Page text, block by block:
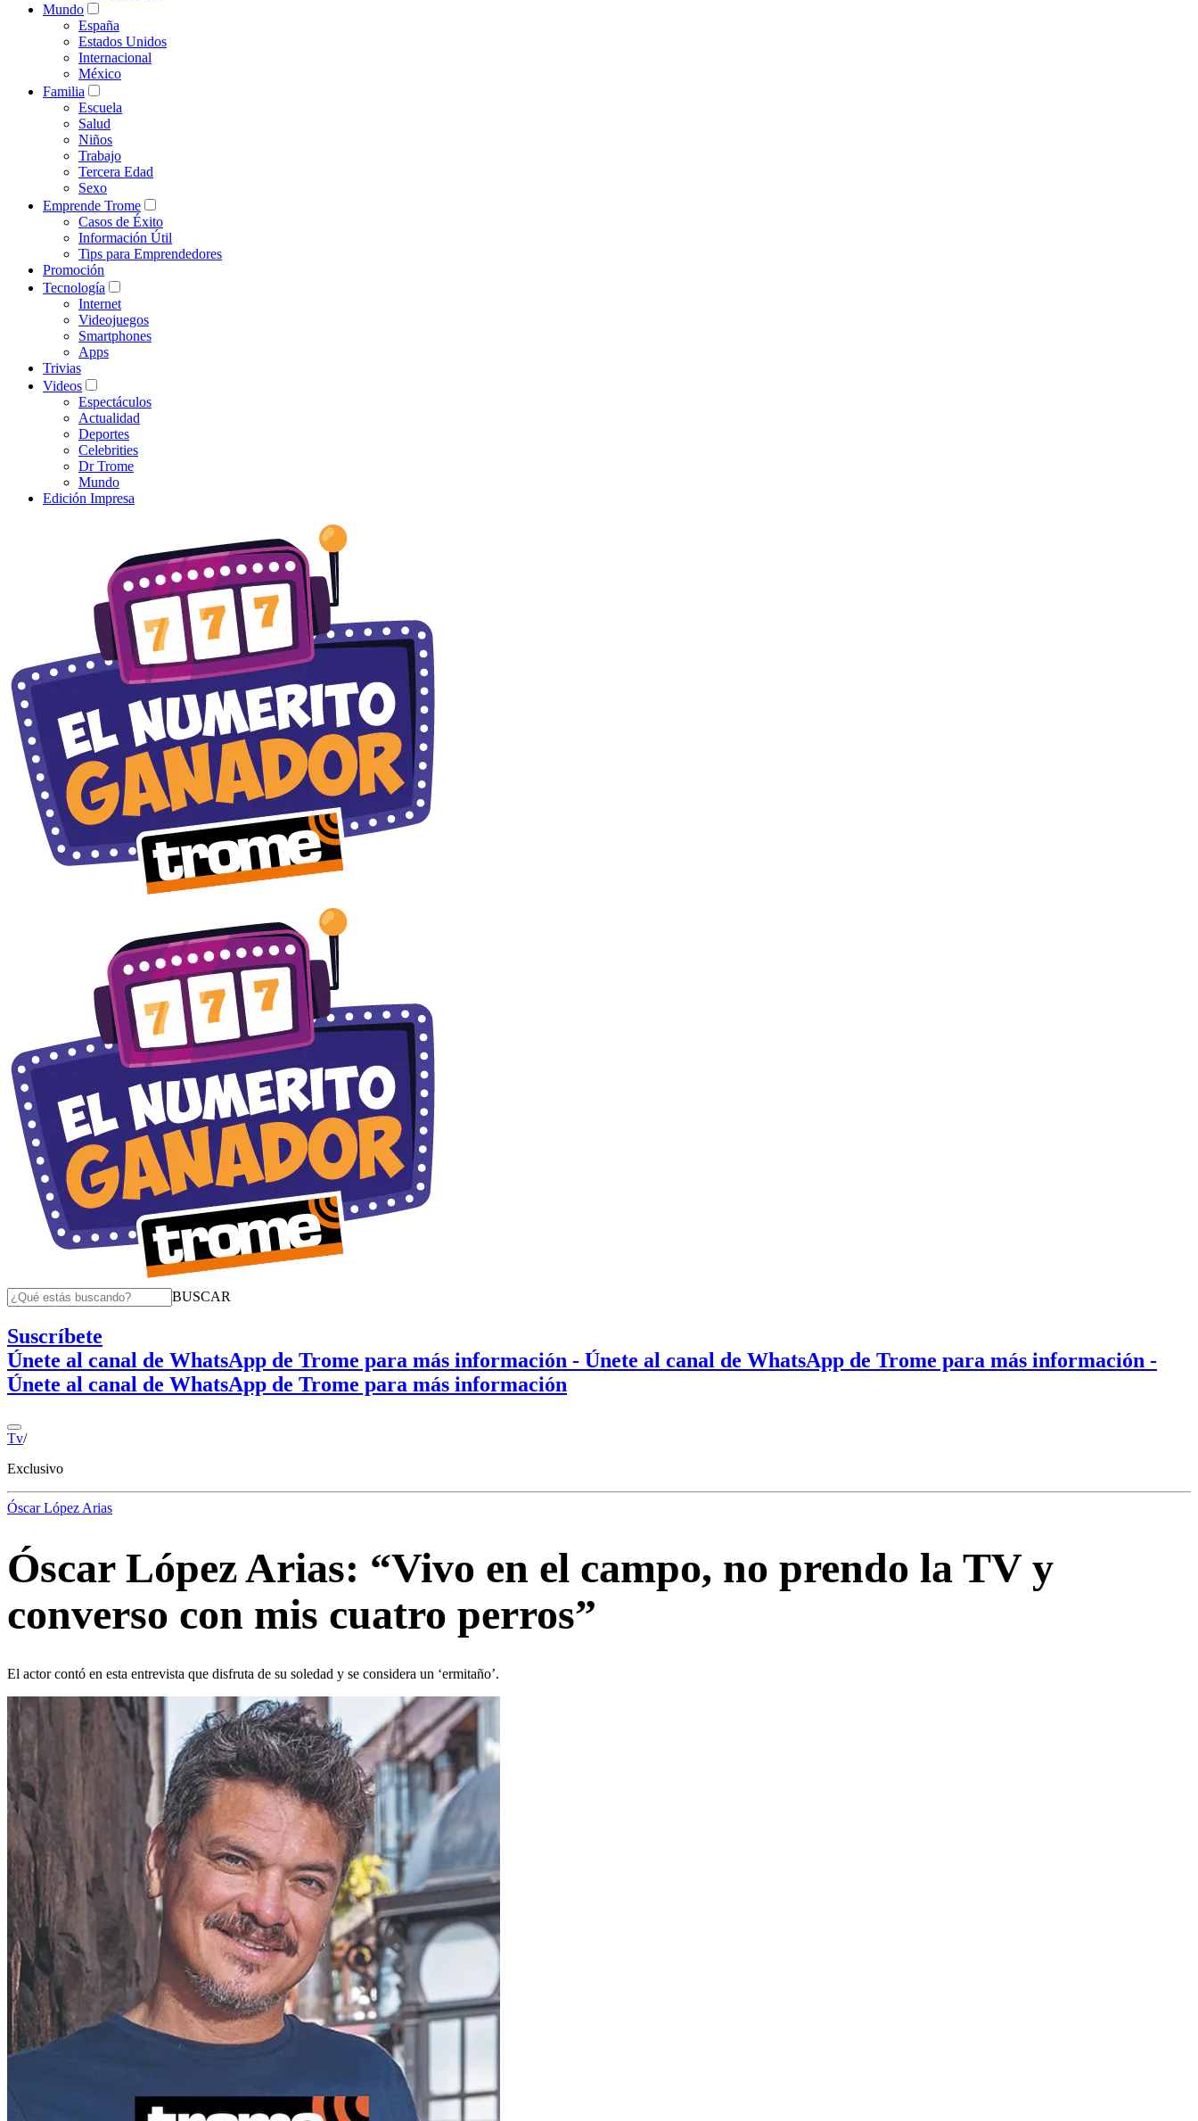
Mundo
España
Estados Unidos
Internacional
México
Familia
Escuela
Salud
Niños
Trabajo
Tercera Edad
Sexo
Emprende Trome
Casos de Éxito
Información Útil
Tips para Emprendedores
Promoción
Tecnología
Internet
Videojuegos
Smartphones
Apps
Trivias
Videos
Espectáculos
Actualidad
Deportes
Celebrities
Dr Trome
Mundo
Edición Impresa
BUSCAR
Suscríbete
Únete al canal de WhatsApp de Trome para más información - Únete al canal de WhatsApp de Trome para más información -
Únete al canal de WhatsApp de Trome para más información
Tv/
Exclusivo
Óscar López Arias
Óscar López Arias: “Vivo en el campo, no prendo la TV y
converso con mis cuatro perros”
El actor contó en esta entrevista que disfruta de su soledad y se considera un ‘ermitaño’.